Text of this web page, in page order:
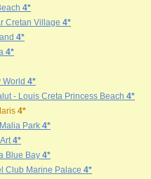
4*
Cretan Village 4*
4*
4*
World 4*
- Louis Creta Princess Beach 4*
4*
Park 4*
4*
Blue Bay 4*
Club Marine Palace 4*